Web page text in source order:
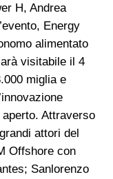
H, Andrea
Energy
alimentato
visitabile il 4
miglia e
Attraverso
attori del
Offshore con
Sanlorenzo